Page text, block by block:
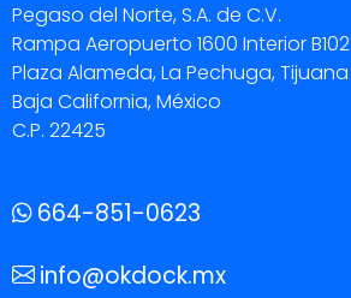
Pegaso del Norte, S.A. de C.V.
Rampa Aeropuerto 1600 Interior B102
Plaza Alameda, La Pechuga, Tijuana
Baja California, México
C.P. 22425
664-851-0623
info@okdock.mx